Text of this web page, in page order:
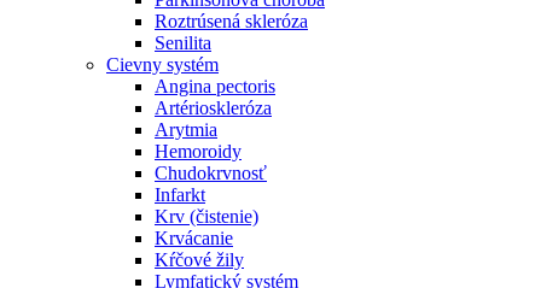
Roztrúsená skleróza
Senilita
Cievny systém
Angina pectoris
Artérioskleróza
Arytmia
Hemoroidy
Chudokrvnosť
Infarkt
Krv (čistenie)
Krvácanie
Kŕčové žily
Lymfatický systém